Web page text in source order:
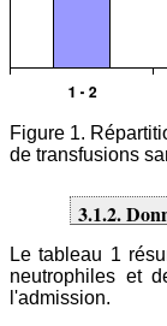
Figure 1.
de transfusions
3.1.2.
Le tableau 1
neutrophiles et
l'admission.